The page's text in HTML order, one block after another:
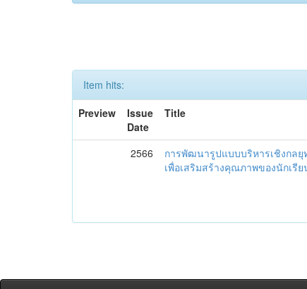
Item hits:
Preview
Issue
Date
Title
2566
การพัฒนารูปแบบบริหารเชิงกล
เพื่อเสริมสร้างคุณภาพของนักเรี